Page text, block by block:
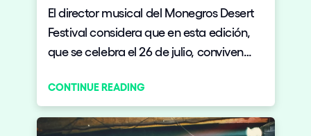
El director musical del Monegros Desert
Festival considera que en esta edición,
que se celebra el 26 de julio, conviven
CONTINUE READING